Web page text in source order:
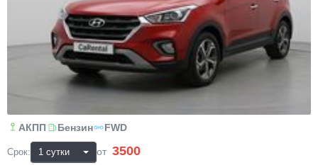
АКПП Бензин FWD
Срок: от 3500